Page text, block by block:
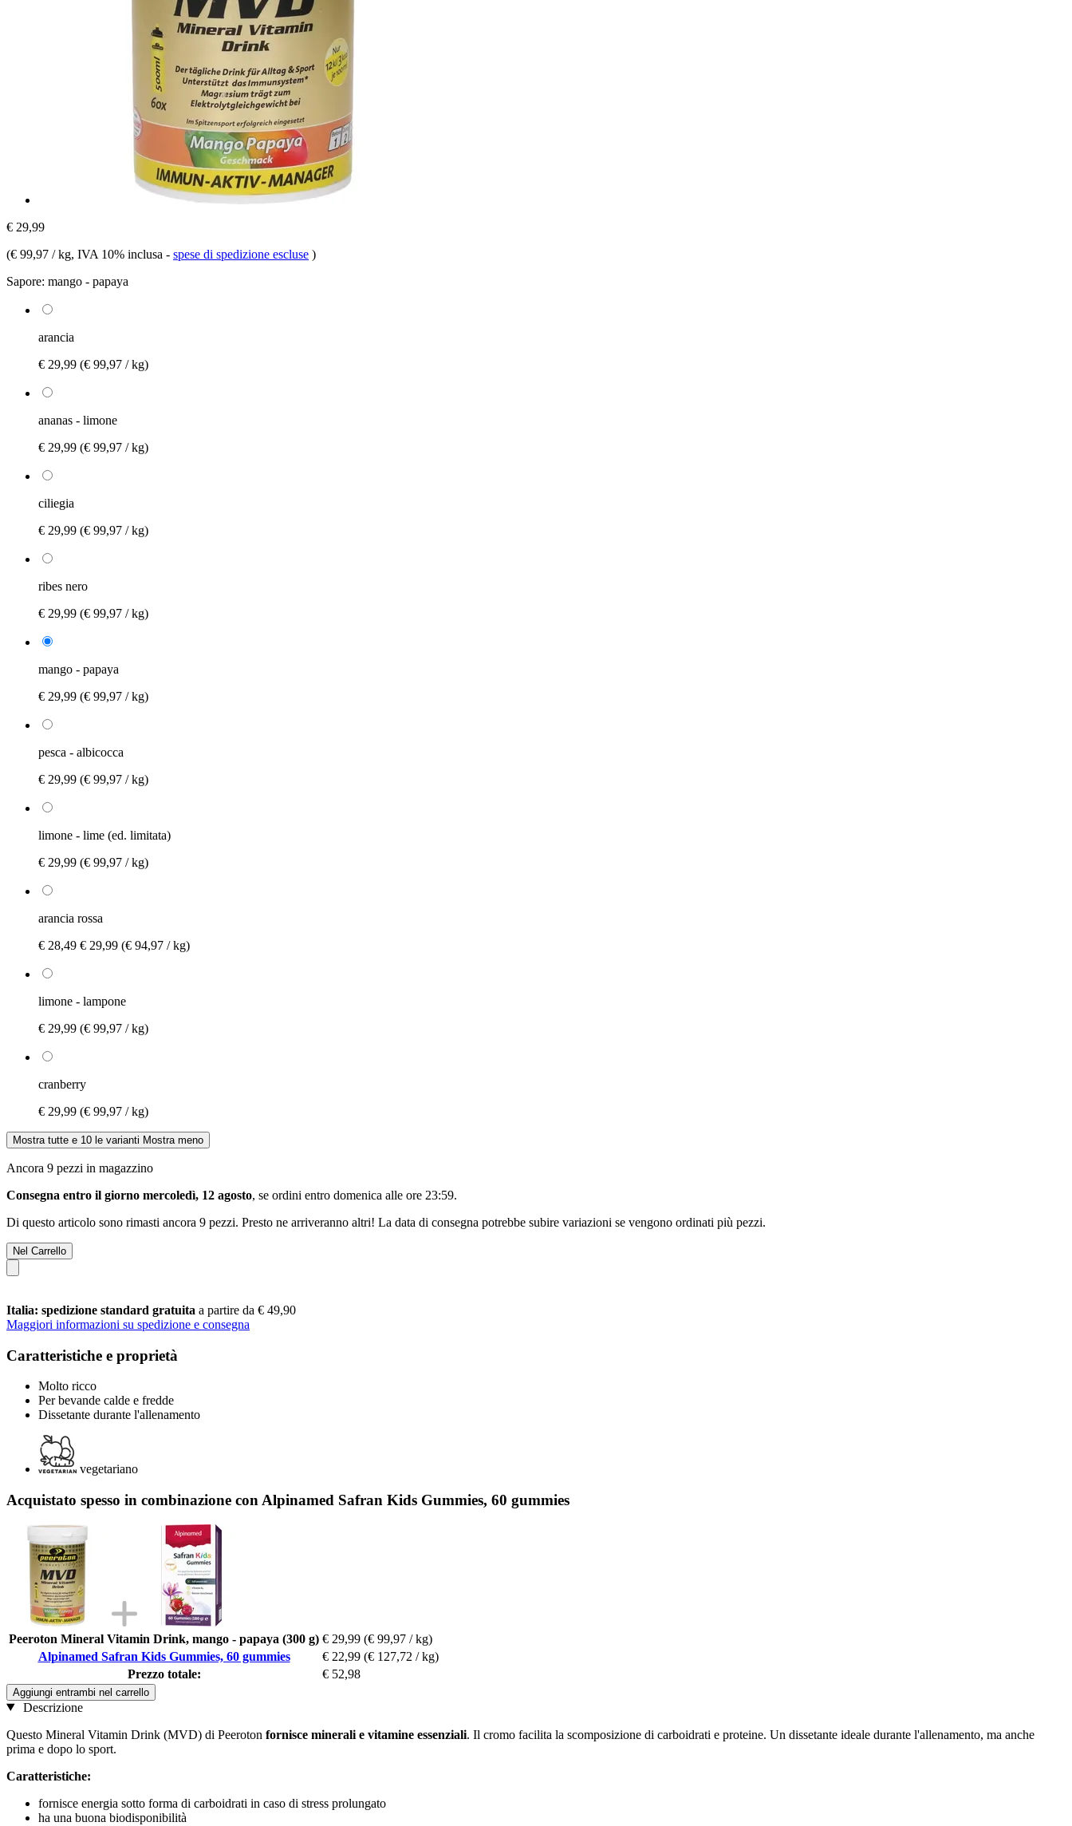
€ 29,99
(€ 99,97 / kg, IVA 10% inclusa - spese di spedizione escluse )
Sapore: mango - papaya
arancia
€ 29,99 (€ 99,97 / kg)
ananas - limone
€ 29,99 (€ 99,97 / kg)
ciliegia
€ 29,99 (€ 99,97 / kg)
ribes nero
€ 29,99 (€ 99,97 / kg)
mango - papaya
€ 29,99 (€ 99,97 / kg)
pesca - albicocca
€ 29,99 (€ 99,97 / kg)
limone - lime (ed. limitata)
€ 29,99 (€ 99,97 / kg)
arancia rossa
€ 28,49 € 29,99 (€ 94,97 / kg)
limone - lampone
€ 29,99 (€ 99,97 / kg)
cranberry
€ 29,99 (€ 99,97 / kg)
Mostra tutte e 10 le varianti Mostra meno
Ancora 9 pezzi in magazzino
Consegna entro il giorno mercoledì, 12 agosto, se ordini entro domenica alle ore 23:59.
Di questo articolo sono rimasti ancora 9 pezzi. Presto ne arriveranno altri! La data di consegna potrebbe subire variazioni se vengono ordinati più pezzi.
Nel Carrello
Italia: spedizione standard gratuita a partire da € 49,90
Maggiori informazioni su spedizione e consegna
Caratteristiche e proprietà
Molto ricco
Per bevande calde e fredde
Dissetante durante l'allenamento
vegetariano
Acquistato spesso in combinazione con Alpinamed Safran Kids Gummies, 60 gummies
Peeroton Mineral Vitamin Drink, mango - papaya (300 g) € 29,99 (€ 99,97 / kg)
Alpinamed Safran Kids Gummies, 60 gummies
€ 22,99 (€ 127,72 / kg)
Prezzo totale:
€ 52,98
Aggiungi entrambi nel carrello
Descrizione
Questo Mineral Vitamin Drink (MVD) di Peeroton fornisce minerali e vitamine essenziali. Il cromo facilita la scomposizione di carboidrati e proteine. Un dissetante ideale durante l'allenamento, ma anche
prima e dopo lo sport.
Caratteristiche:
fornisce energia sotto forma di carboidrati in caso di stress prolungato
ha una buona biodisponibilità